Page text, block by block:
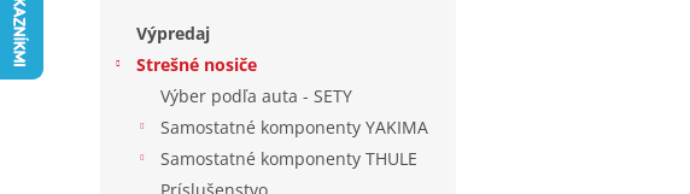
Výpredaj
Strešné nosiče
Výber podľa auta - SETY
Samostatné komponenty YAKIMA
Samostatné komponenty THULE